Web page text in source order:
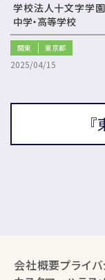
学校法人十文字学
中学・高等学校
関東 東京都
2025/04/15
会社概要プライ